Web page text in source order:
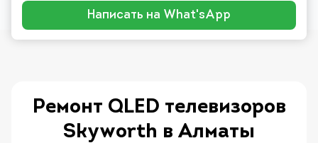
Написать на What'sApp
Ремонт QLED телевизоров
Skyworth в Алматы